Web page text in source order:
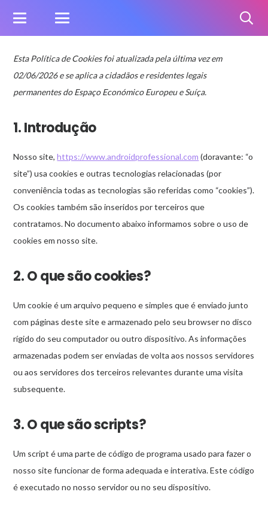
Esta Política de Cookies foi atualizada pela última vez em
02/06/2026 e se aplica a cidadãos e residentes legais
permanentes do Espaço Económico Europeu e Suíça.
1. Introdução
Nosso site,https://www.androidprofessional.com (doravante: “o
site”) usa cookies e outras tecnologias relacionadas (por
conveniência todas as tecnologias são referidas como “cookies”).
Os cookies também são inseridos por terceiros que
contratamos. No documento abaixo informamos sobre o uso de
cookies em nosso site.
2. O que são cookies?
Um cookie é um arquivo pequeno e simples que é enviado junto
com páginas deste site e armazenado pelo seu browser no disco
rígido do seu computador ou outro dispositivo. As informações
armazenadas podem ser enviadas de volta aos nossos servidores
ou aos servidores dos terceiros relevantes durante uma visita
subsequente.
3. O que são scripts?
Um script é uma parte de código de programa usado para fazer o
nosso site funcionar de forma adequada e interativa. Este código
é executado no nosso servidor ou no seu dispositivo.